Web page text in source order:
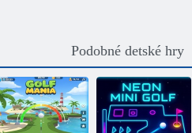
Podobné detské hry